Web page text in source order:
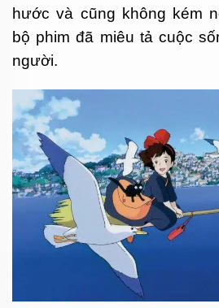
hước và cũng không kém
bộ phim đã miêu tả cuộc
người.